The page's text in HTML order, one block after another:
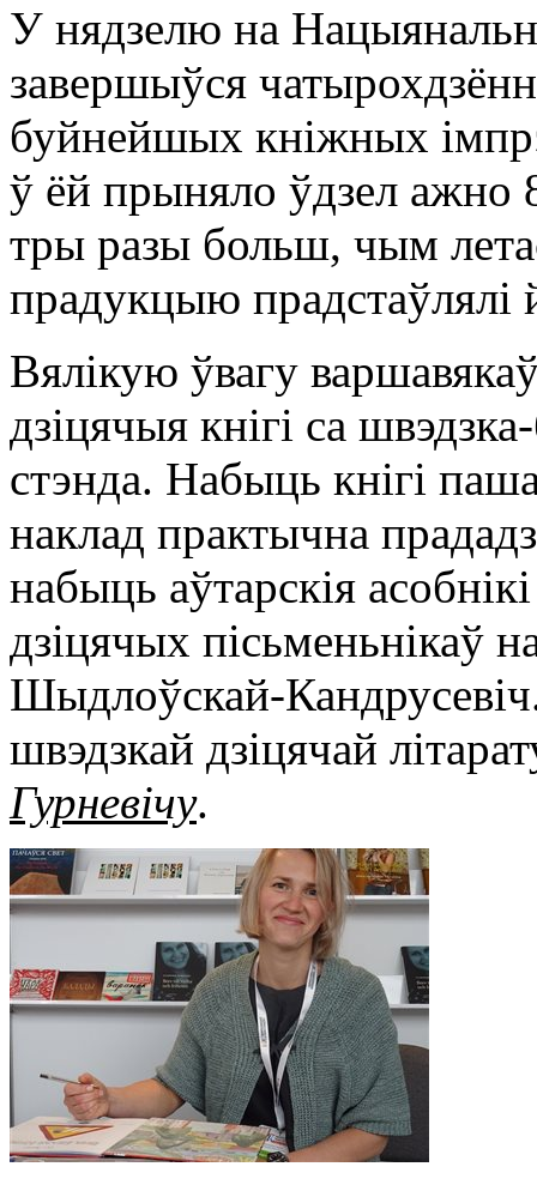
У нядзелю на
завершыўся
буйнейшых кніжных
ў ёй прыняло ўдзел ажно
тры разы больш, чым
прадукцыю прадстаўлялі
Вялікую ўвагу
дзіцячыя кнігі са
стэнда. Набыць кнігі
наклад практычна
набыць аўтарскія
дзіцячых пісьменьнікаў
Шыдлоўскай-
швэдзкай дзіцячай
Гурневічу.